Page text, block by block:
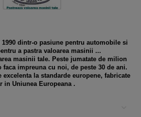
1990 dintr-o pasiune pentru automobile si
a pastra valoarea masinii ...
masinii tale. Peste jumatate de milion
faca impreuna cu noi, de peste 30 de ani.
excelenta la standarde europene, fabricate
in Uniunea Europeana .